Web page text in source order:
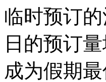
临时预订
日的预订
成为假期